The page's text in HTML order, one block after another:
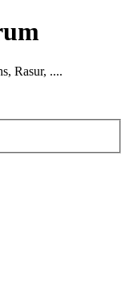
Rasur, ....